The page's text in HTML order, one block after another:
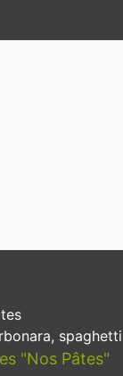
"Nos Pâtes"